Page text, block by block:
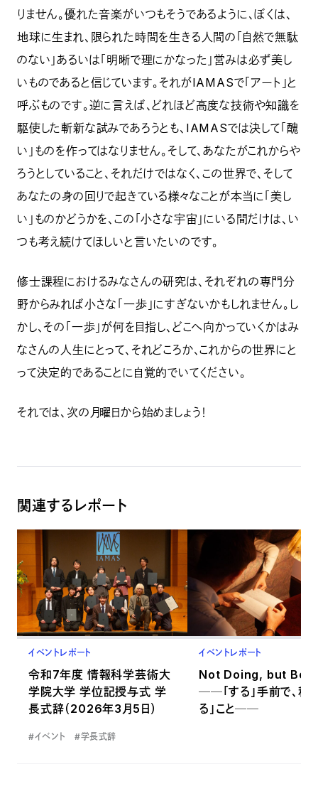
りません。優れた音楽がいつもそうであるように、ぼくは、
地球に生まれ、限られた時間を生きる人間の「自然で無駄
のない」あるいは「明晰で理にかなった」営みは必ず美し
いものであると信じています。それがIAMASで「アート」と
呼ぶものです。逆に言えば、どれほど高度な技術や知識を
駆使した斬新な試みであろうとも、IAMASでは決して「醜
い」ものを作ってはなりません。そして、あなたがこれからや
ろうとしていること、それだけではなく、この世界で、そして
あなたの身の回りで起きている様々なことが本当に「美し
い」ものかどうかを、この「小さな宇宙」にいる間だけは、い
つも考え続けてほしいと言いたいのです。
修士課程におけるみなさんの研究は、それぞれの専門分
野からみれば小さな「一歩」にすぎないかもしれません。し
かし、その「一歩」が何を目指し、どこへ向かっていくかはみ
なさんの人生にとって、それどころか、これからの世界にと
って決定的であることに自覚的でいてください。
それでは、次の月曜日から始めましょう！
関連するレポート
イベントレポート
令和7年度 情報科学芸術大
学院大学 学位記授与式 学
長式辞（2026年3月5日）
#イベント #学長式辞
イベントレポート
Not Doing, but
──「する」手前で、私
る」こと──